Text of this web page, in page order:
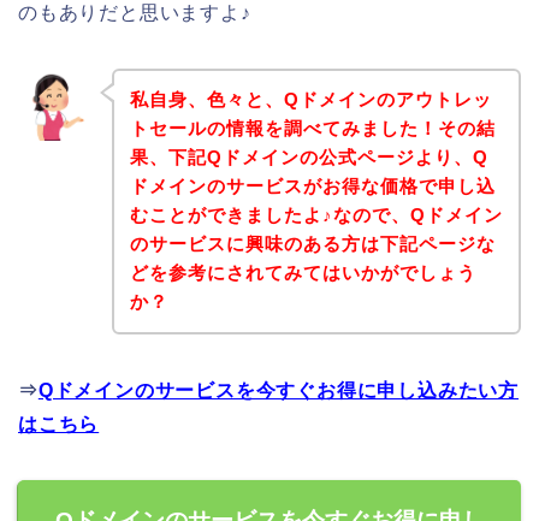
のもありだと思いますよ♪
私自身、色々と、Qドメインのアウトレッ
トセールの情報を調べてみました！その結
果、下記Qドメインの公式ページより、Q
ドメインのサービスがお得な価格で申し込
むことができましたよ♪なので、Qドメイン
のサービスに興味のある方は下記ページな
どを参考にされてみてはいかがでしょう
か？
⇒Qドメインのサービスを今すぐお得に申し込みたい方
はこちら